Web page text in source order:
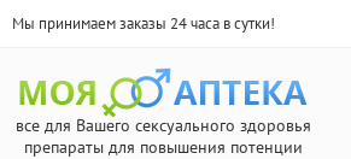
Мы принимаем заказы 24 часа в сутки!
все для Вашего сексуального здоровья
препараты для повышения потенции